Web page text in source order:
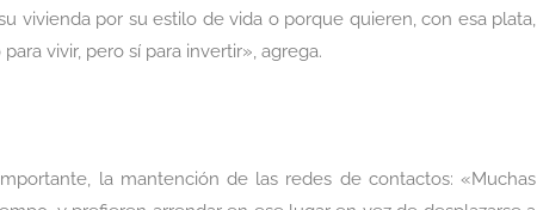
vivienda por su estilo de vida o porque quieren, con esa plata,
vivir, pero sí para invertir», agrega.
la mantención de las redes de contactos: «Muchas